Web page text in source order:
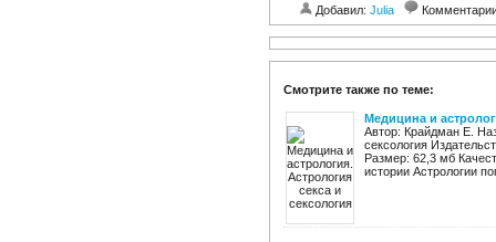
Добавил: Julia
Смотрите также по теме:
Медицина и
Автор: Крайдман Е.
сексология
Размер: 62,3 мб
истории Астрологии